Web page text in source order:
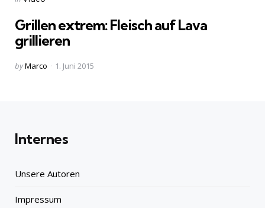
Grillen extrem: Fleisch auf Lava
grillieren
Posted
byMarco 1. Juni 2015
Internes
Unsere Autoren
Impressum